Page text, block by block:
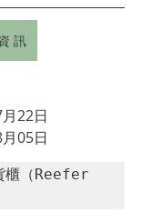
訊
22日
05日
櫃（Reefer